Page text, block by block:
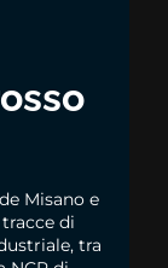
Misano e
di
tra